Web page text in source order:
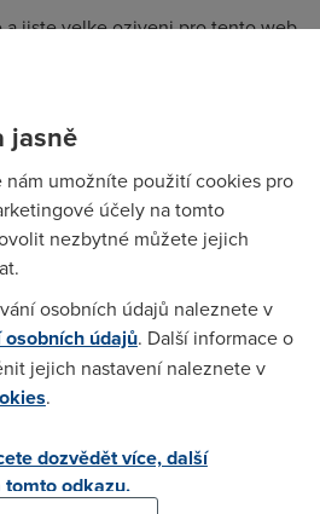
jiste velke oziveni pro tento web
lidi nechce slyset. ( tzn. ze jen
). Vyjadruje se k momentalnim
z mála ví, v čem má adsl u nás
jak to spravit, ale co
a pravdivého vyjádření
stahovači kteří vytěžují linky
jasně
nám umožníte použití cookies pro
účely na tomto
nezbytné můžete jejich
osobních údajů naleznete v
údajů. Další informace o
jejich nastavení naleznete v
.
dozvědět více, další
odkazu.